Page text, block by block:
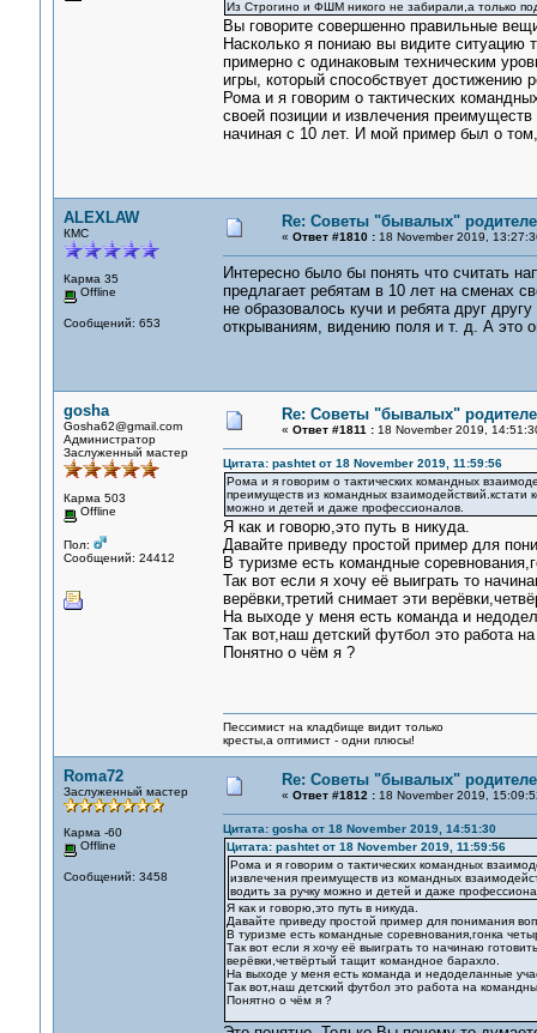
Из Строгино и ФШМ никого не забирали,а только
Вы говорите совершенно правильные
Насколько я пониаю вы видите ситуацию
примерно с одинаковым техническим
игры, который способствует
Рома и я говорим о тактических
своей позиции и извлечения
начиная с 10 лет. И мой пример был о
ALEXLAW
КМС
Карма 35
Offline
Сообщений: 653
Re: Советы "бывалых"
« Ответ #1810 :18 November 2019,
Интересно было бы понять что считать
предлагает ребятам в 10 лет на сменах
не образовалось кучи и ребята друг
открываниям, видению поля и т. д. А это
gosha
Gosha62@gmail.com
Администратор
Заслуженный мастер
Карма 503
Offline
Пол:
Сообщений: 24412
Re: Советы "бывалых"
« Ответ #1811 :18 November 2019,
Цитата: pashtet от 18 November 2019, 11:59:56
Рома и я говорим о тактических командных
преимуществ из командных
можно и детей и даже профессионалов.
Я как и говорю,это путь в никуда.
Давайте приведу простой пример для
В туризме есть командные
Так вот если я хочу её выиграть то
верёвки,третий снимает эти
На выходе у меня есть команда и
Так вот,наш детский футбол это работа
Понятно о чём я ?
Пессимист на кладбище видит только
кресты,а оптимист - одни плюсы!
Roma72
Заслуженный мастер
Карма -60
Offline
Сообщений: 3458
Re: Советы "бывалых"
« Ответ #1812 :18 November 2019,
Цитата: gosha от 18 November 2019, 14:51:30
Цитата: pashtet от 18 November 2019, 11:59:56
Рома и я говорим о тактических командных
извлечения преимуществ из командных
водить за ручку можно и детей и даже
Я как и говорю,это путь в никуда.
Давайте приведу простой пример для понимания
В туризме есть командные соревнования,гонка
Так вот если я хочу её выиграть то начинаю
верёвки,четвёртый тащит командное барахло.
На выходе у меня есть команда и недоделанные
Так вот,наш детский футбол это работа на
Понятно о чём я ?